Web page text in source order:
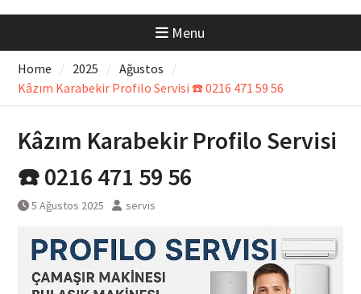
Menu
Home 2025
Ağustos
Kâzım Karabekir Profilo Servisi ☎️ 0216 471 59 56
Kâzım Karabekir Profilo Servisi
☎️ 0216 471 59 56
5 Ağustos 2025 servis